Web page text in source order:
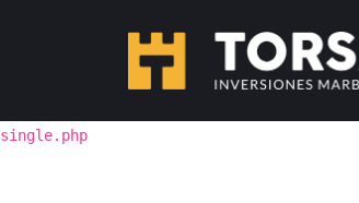
single.php